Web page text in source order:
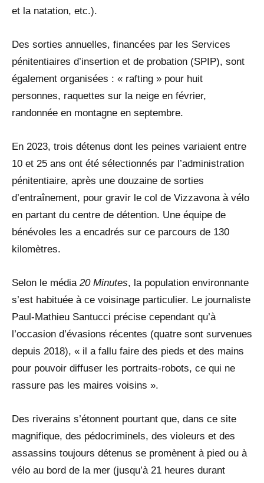
et la natation, etc.).
Des sorties annuelles, financées par les Services
pénitentiaires d’insertion et de probation (SPIP), sont
également organisées : « rafting » pour huit
personnes, raquettes sur la neige en février,
randonnée en montagne en septembre.
En 2023, trois détenus dont les peines variaient entre
10 et 25 ans ont été sélectionnés par l’administration
pénitentiaire, après une douzaine de sorties
d’entraînement, pour gravir le col de Vizzavona à vélo
en partant du centre de détention. Une équipe de
bénévoles les a encadrés sur ce parcours de 130
kilomètres.
Selon le média 20 Minutes, la population environnante
s’est habituée à ce voisinage particulier. Le journaliste
Paul-Mathieu Santucci précise cependant qu’à
l’occasion d’évasions récentes (quatre sont survenues
depuis 2018), « il a fallu faire des pieds et des mains
pour pouvoir diffuser les portraits-robots, ce qui ne
rassure pas les maires voisins ».
Des riverains s’étonnent pourtant que, dans ce site
magnifique, des pédocriminels, des violeurs et des
assassins toujours détenus se promènent à pied ou à
vélo au bord de la mer (jusqu’à 21 heures durant